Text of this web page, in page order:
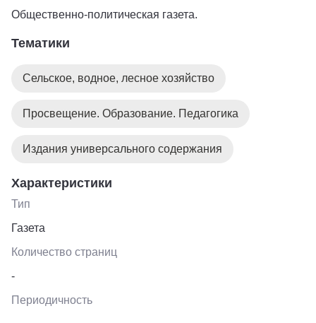
Общественно-политическая газета.
Тематики
Сельское, водное, лесное хозяйство
Просвещение. Образование. Педагогика
Издания универсального содержания
Характеристики
Тип
Газета
Количество страниц
-
Периодичность